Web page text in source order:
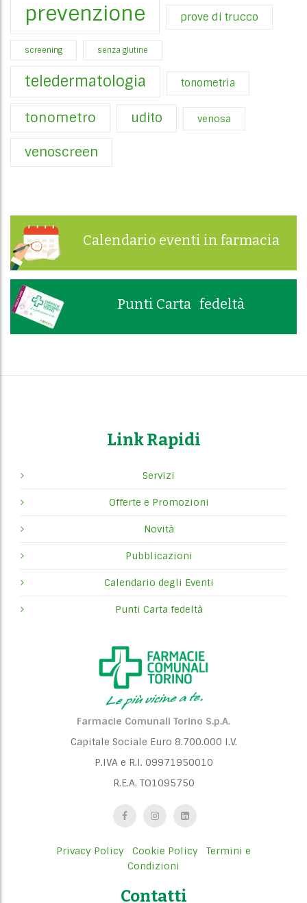
prevenzione prove di trucco
screening senza glutine
teledermatologia tonometria
tonometro udito venosa
venoscreen
Calendario eventi in farmacia
Punti Carta fedeltà
Link Rapidi
Servizi
Offerte e Promozioni
Novità
Pubblicazioni
Calendario degli Eventi
Punti Carta fedeltà
Farmacie Comunali Torino S.p.A.
Capitale Sociale Euro 8.700.000 I.V.
P.IVA e R.I. 09971950010
R.E.A. TO1095750
Privacy Policy Cookie Policy
Termini e
Condizioni
Contatti